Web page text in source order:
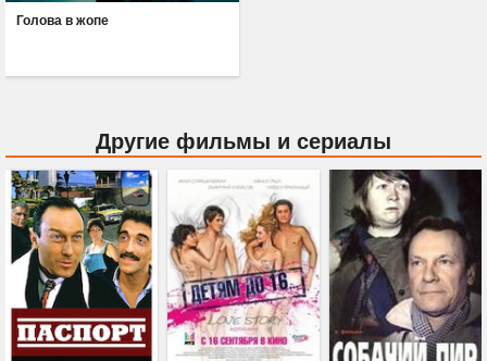
Голова в жопе
Другие фильмы и сериалы